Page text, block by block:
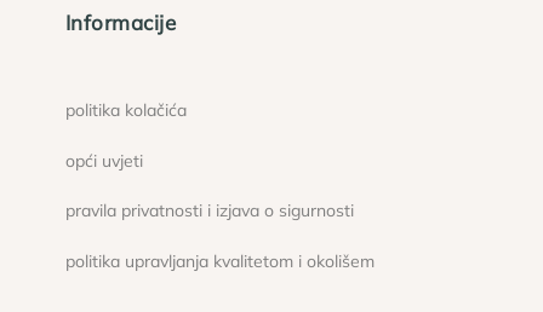
Informacije
politika kolačića
opći uvjeti
pravila privatnosti i izjava o sigurnosti
politika upravljanja kvalitetom i okolišem